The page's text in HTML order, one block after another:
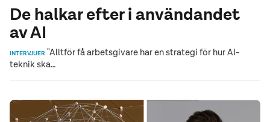
De halkar efter i användandet
av AI
INTERVJUER "Alltför få arbetsgivare har en strategi för hur AI-
teknik ska…